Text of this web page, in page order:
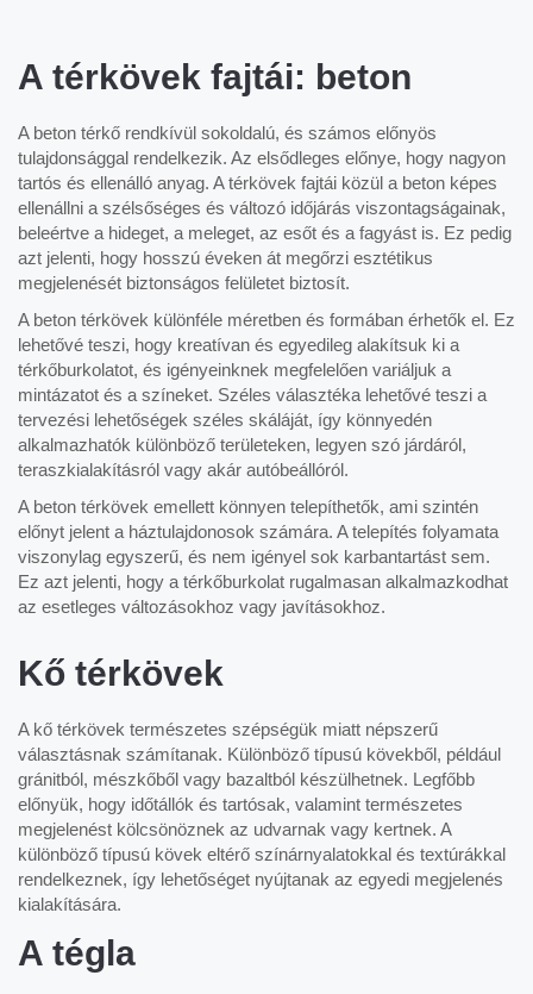
A térkövek fajtái: beton
A beton térkő rendkívül sokoldalú, és számos előnyös
tulajdonsággal rendelkezik. Az elsődleges előnye, hogy nagyon
tartós és ellenálló anyag. A térkövek fajtái közül a beton képes
ellenállni a szélsőséges és változó időjárás viszontagságainak,
beleértve a hideget, a meleget, az esőt és a fagyást is. Ez pedig
azt jelenti, hogy hosszú éveken át megőrzi esztétikus
megjelenését biztonságos felületet biztosít.
A beton térkövek különféle méretben és formában érhetők el. Ez
lehetővé teszi, hogy kreatívan és egyedileg alakítsuk ki a
térkőburkolatot, és igényeinknek megfelelően variáljuk a
mintázatot és a színeket. Széles választéka lehetővé teszi a
tervezési lehetőségek széles skáláját, így könnyedén
alkalmazhatók különböző területeken, legyen szó járdáról,
teraszkialakításról vagy akár autóbeállóról.
A beton térkövek emellett könnyen telepíthetők, ami szintén
előnyt jelent a háztulajdonosok számára. A telepítés folyamata
viszonylag egyszerű, és nem igényel sok karbantartást sem.
Ez azt jelenti, hogy a térkőburkolat rugalmasan alkalmazkodhat
az esetleges változásokhoz vagy javításokhoz.
Kő térkövek
A kő térkövek természetes szépségük miatt népszerű
választásnak számítanak. Különböző típusú kövekből, például
gránitból, mészkőből vagy bazaltból készülhetnek. Legfőbb
előnyük, hogy időtállók és tartósak, valamint természetes
megjelenést kölcsönöznek az udvarnak vagy kertnek. A
különböző típusú kövek eltérő színárnyalatokkal és textúrákkal
rendelkeznek, így lehetőséget nyújtanak az egyedi megjelenés
kialakítására.
A tégla